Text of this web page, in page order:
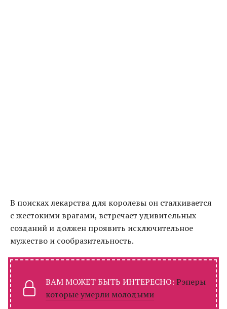
В поисках лекарства для королевы он сталкивается
с жестокими врагами, встречает удивительных
созданий и должен проявить исключительное
мужество и сообразительность.
ВАМ МОЖЕТ БЫТЬ ИНТЕРЕСНО: Рэперы
которые умерли молодыми